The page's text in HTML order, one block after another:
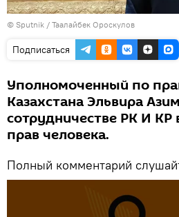
© Sputnik / Таалайбек Ороскулов
Подписаться
Уполномоченный по
Казахстана Эльвира
сотрудничестве РК И
прав человека.
Полный комментарий